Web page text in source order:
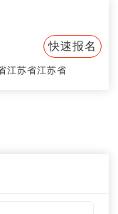
快速报名
江苏省江苏省